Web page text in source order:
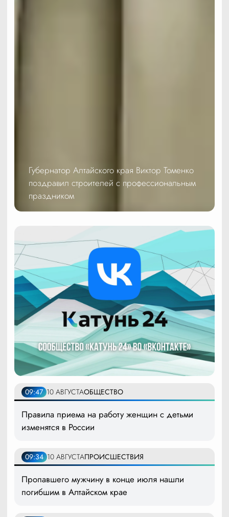
Губернатор Алтайского края Виктор Томенко
поздравил строителей с профессиональным
праздником
09:47 10 АВГУСТАОБЩЕСТВО
Правила приема на работу женщин с детьми
изменятся в России
09:34 10 АВГУСТАПРОИСШЕСТВИЯ
Пропавшего мужчину в конце июля нашли
погибшим в Алтайском крае